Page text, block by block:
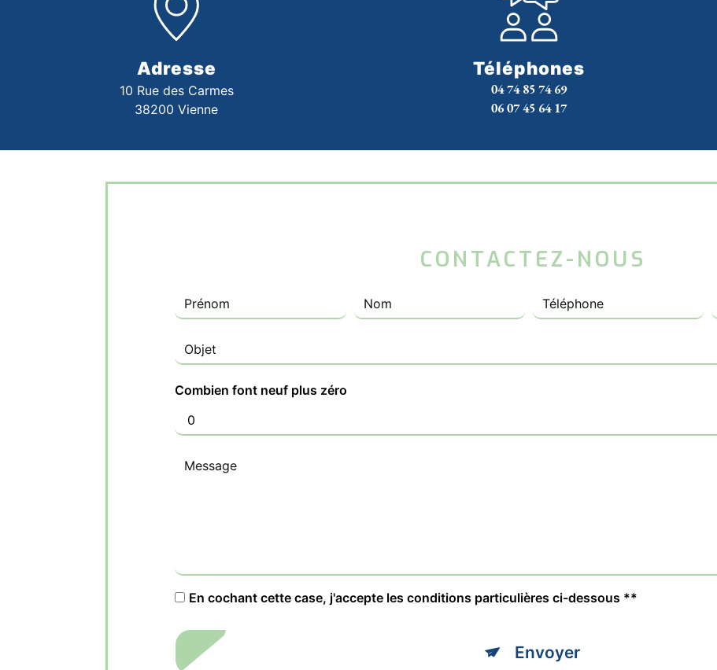
Adresse
10 Rue des Carmes
38200 Vienne
Téléphones
04 74 85 74 69
06 07 45 64 17
CONTACTEZ-NOUS
Combien font neuf plus zéro
En cochant cette case, j'accepte les conditions particulières ci-dessous **
Envoyer